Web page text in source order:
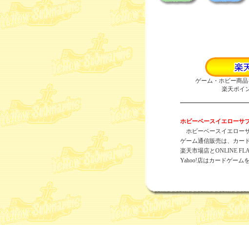
ゲーム・ホビー商品
楽天ポイ
ホビーベースイエローサ
ホビーベースイエロー
ゲーム通信販売は、カー
楽天市場店とONLINE
Yahoo!店はカードゲーム